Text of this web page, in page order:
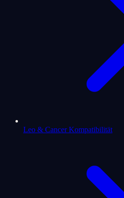
Leo & Cancer Kompatibilität